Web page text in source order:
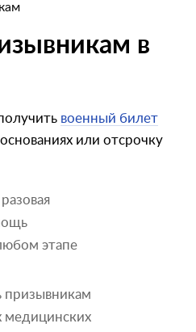
в
военный билет
или отсрочку
этапе
призывникам
медицинских